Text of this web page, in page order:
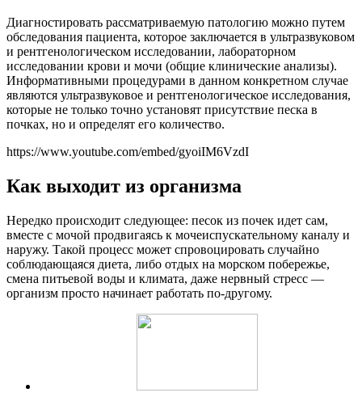
Диагностировать рассматриваемую патологию можно путем
обследования пациента, которое заключается в ультразвуковом
и рентгенологическом исследовании, лабораторном
исследовании крови и мочи (общие клинические анализы).
Информативными процедурами в данном конкретном случае
являются ультразвуковое и рентгенологическое исследования,
которые не только точно установят присутствие песка в
почках, но и определят его количество.
https://www.youtube.com/embed/gyoiIM6VzdI
Как выходит из организма
Нередко происходит следующее: песок из почек идет сам,
вместе с мочой продвигаясь к мочеиспускательному каналу и
наружу. Такой процесс может спровоцировать случайно
соблюдающаяся диета, либо отдых на морском побережье,
смена питьевой воды и климата, даже нервный стресс —
организм просто начинает работать по-другому.